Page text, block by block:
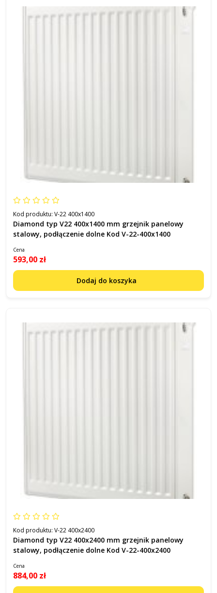
Kod produktu: V-22 400x1400
Diamond typ V22 400x1400 mm grzejnik panelowy
stalowy, podłączenie dolne Kod V-22-400x1400
Cena
593,00 zł
Dodaj do koszyka
Kod produktu: V-22 400x2400
Diamond typ V22 400x2400 mm grzejnik panelowy
stalowy, podłączenie dolne Kod V-22-400x2400
Cena
884,00 zł